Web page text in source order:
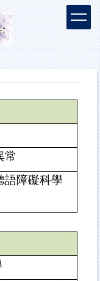
常
語障礙科學